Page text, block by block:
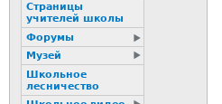
Страницы
учителей школы
Форумы
Музей
Школьное
лесничество